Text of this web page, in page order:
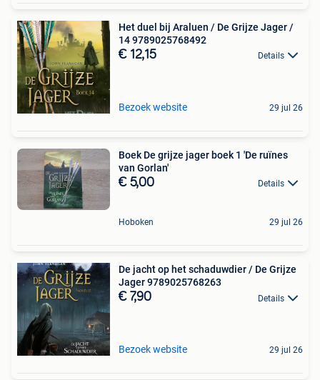
Het duel bij Araluen / De Grijze Jager /
14 9789025768492
€ 12,15 Details
Bezoek website 29 jul 26
Boek De grijze jager boek 1 'De ruïnes
van Gorlan'
€ 5,00 Details
Hoboken 29 jul 26
De jacht op het schaduwdier / De Grijze
Jager 9789025768263
€ 7,90 Details
Bezoek website 29 jul 26